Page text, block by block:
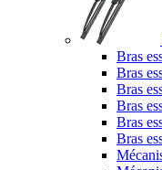
Bras
Bras
Bras
Bras
Bras
Bras